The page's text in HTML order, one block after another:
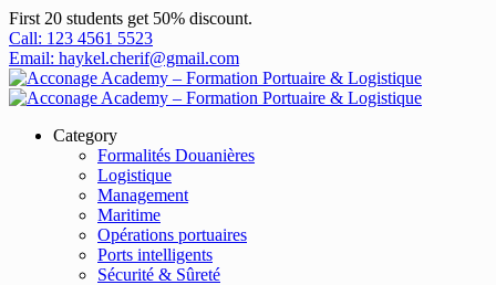
First 20 students get 50% discount.
Call: 123 4561 5523
Email: haykel.cherif@gmail.com
Category
Formalités Douanières
Logistique
Management
Maritime
Opérations portuaires
Ports intelligents
Sécurité & Sûreté